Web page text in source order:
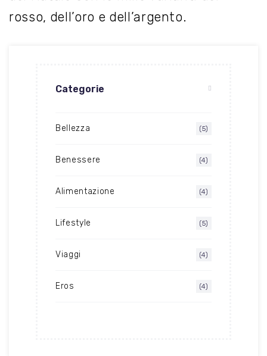
rosso, dell’oro e dell’argento.
Categorie
Bellezza (5)
Benessere (4)
Alimentazione (4)
Lifestyle (5)
Viaggi (4)
Eros (4)